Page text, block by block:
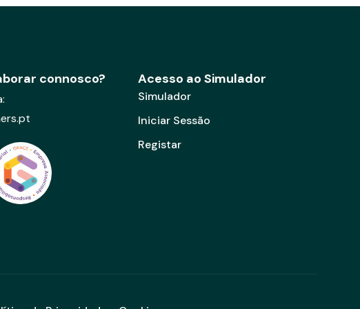
connosco? Acesso ao Simulador
Simulador
Iniciar Sessão
Registar